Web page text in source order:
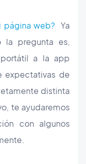
página web? Ya
la pregunta es,
a la app
expectativas de
distinta
te ayudaremos
con algunos